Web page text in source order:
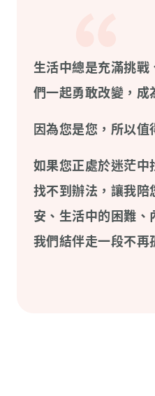
生活中總是充滿挑戰
們一起勇敢改變，成
因為您是您，所以值
如果您正處於迷茫中
找不到辦法，讓我陪
安、生活中的困難、
我們結伴走一段不再